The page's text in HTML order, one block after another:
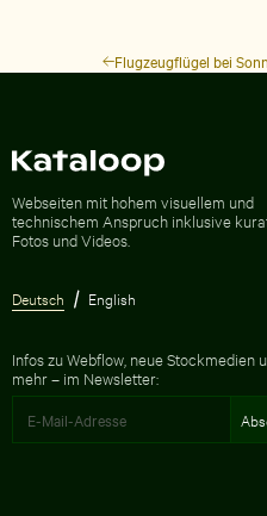
Flugzeugflügel bei
Webseiten mit hohem visuellem und
technischem Anspruch inklusive
Fotos und Videos.
Deutsch English
Infos zu Webflow, neue Stockmedien
mehr – im Newsletter: